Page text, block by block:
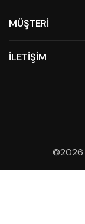
MÜŞTERİ
İLETİŞİM
©2026